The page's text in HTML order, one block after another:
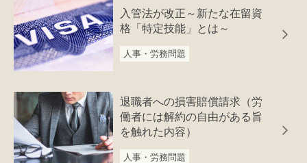
入管法が改正～新たな在留資
格「特定技能」とは～
人事・労務問題
退職者への損害賠償請求（労
働者には解約の自由がある旨
を触れた内容）
人事・労務問題